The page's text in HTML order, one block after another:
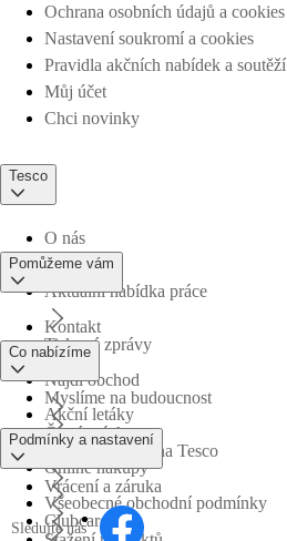
Ochrana osobních údajů a cookies
Nastavení soukromí a cookies
Pravidla akčních nabídek a soutěží
Můj účet
Chci novinky
Tesco
O nás
Aktuální nabídka práce
Tiskové zprávy
Myslíme na budoucnost
Obchodní skupina Tesco
Pomůžeme vám
Kontakt
Najdi obchod
Časté otázky
Vrácení a záruka
Co nabízíme
Akční letáky
Online nákupy
Clubcard
Podmínky a nastavení
Všeobecné obchodní podmínky
Sledujte nás